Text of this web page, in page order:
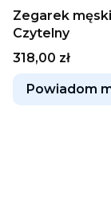
Zegarek
Czytelny
Cena
318,00 zł
Powiadom